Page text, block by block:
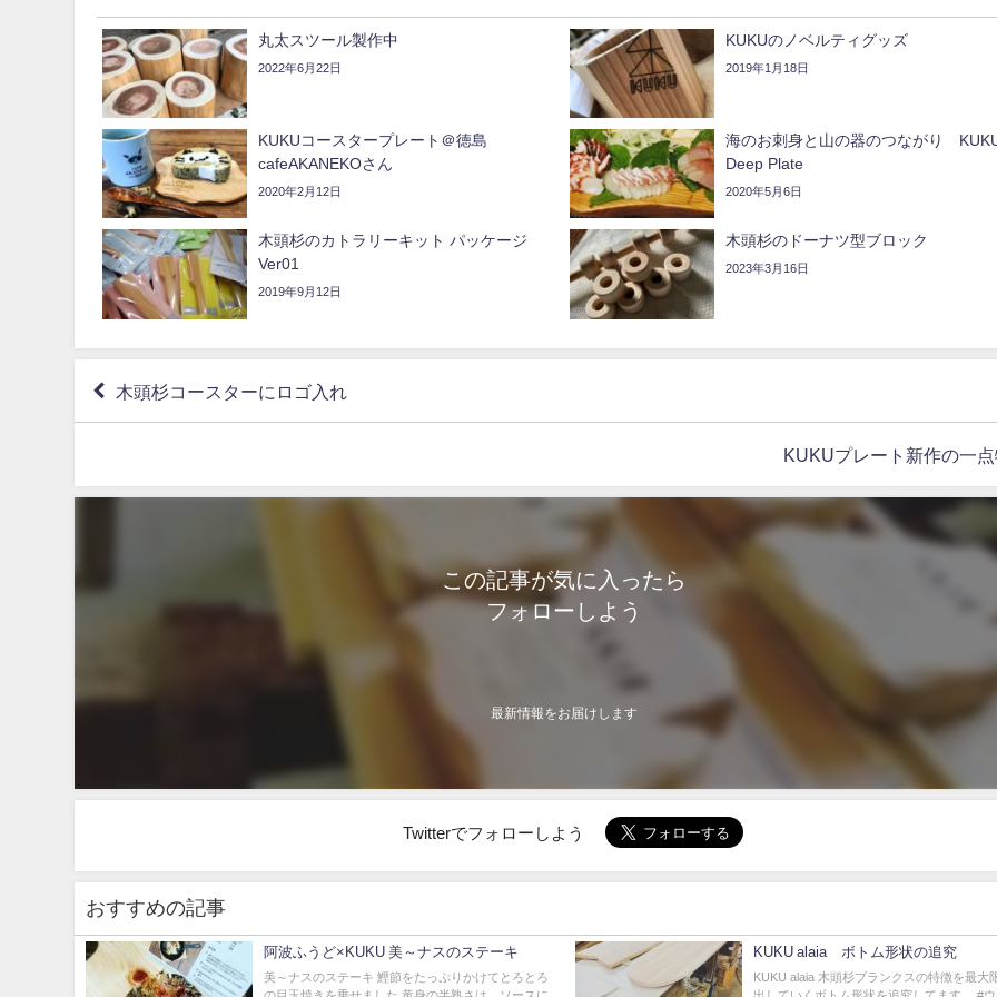
丸太スツール製作中
2022年6月22日
KUKUのノベルティグッズ
2019年1月18日
KUKUコースタープレート＠徳島
cafeAKANEKOさん
2020年2月12日
海のお刺身と山の器のつながり
Deep Plate
2020年5月6日
木頭杉のカトラリーキット パッケージ
Ver01
2019年9月12日
木頭杉のドーナツ型ブロック
2023年3月16日
木頭杉コースターにロゴ入れ
KUKUプレート新作の一
この記事が気に入ったら
フォローしよう
最新情報をお届けします
Twitterでフォローしよう
おすすめの記事
阿波ふうど×KUKU 美～ナスのステーキ
美～ナスのステーキ 鰹節をたっぷりかけてとろとろ
KUKU alaia ボトム形状の追究
KUKU alaia 木頭杉ブランクスの特徴を最大